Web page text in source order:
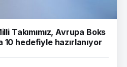
Takımımız, Avrupa Boks
10 hedefiyle hazırlanıyor